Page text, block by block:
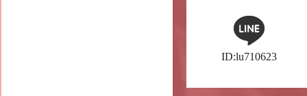
ID:lu710623